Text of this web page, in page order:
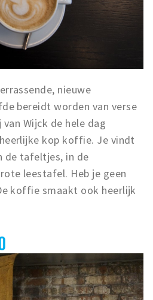
nieuwe
bereidt worden van verse
Wijck de hele dag
kop koffie. Je vindt
de tafeltjes, in de
leestafel. Heb je geen
koffie smaakt ook heerlijk